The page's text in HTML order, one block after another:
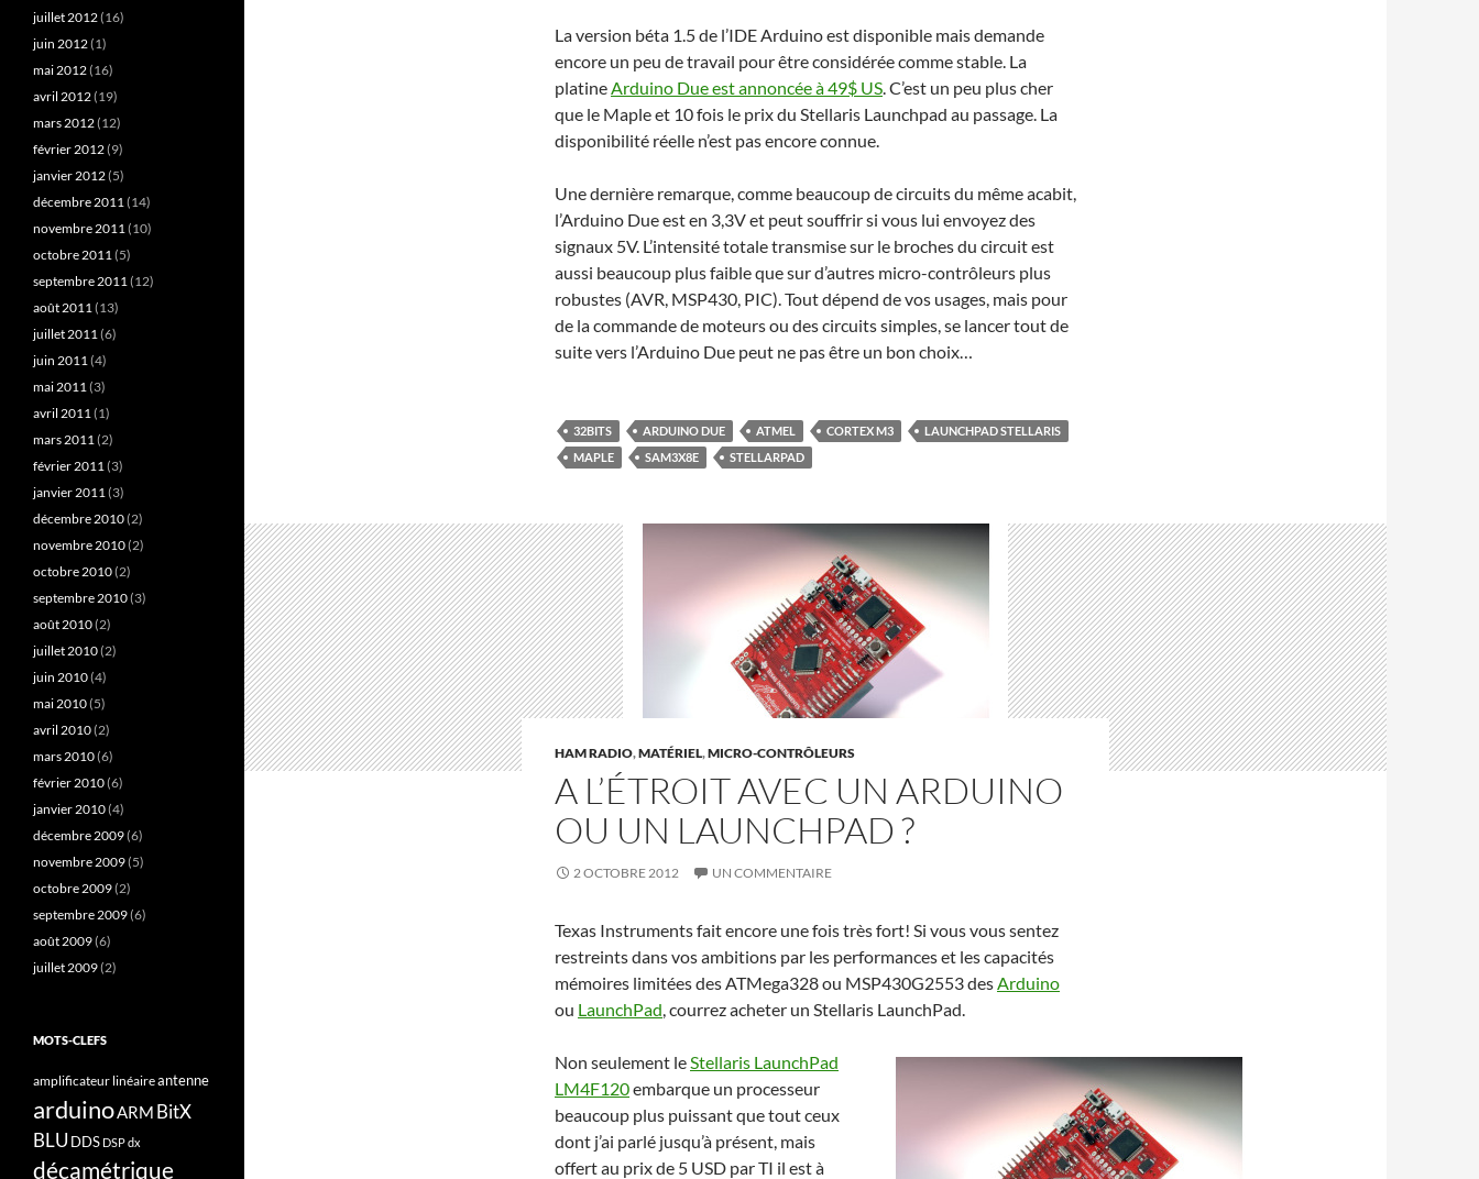
La version béta 1.5 de l’IDE Arduino est disponible mais demande
encore un peu de travail pour être considérée comme stable. La
platineArduino Due est annoncée à 49$ US. C’est un peu plus cher
que le Maple et 10 fois le prix du Stellaris Launchpad au passage. La
disponibilité réelle n’est pas encore connue.
Une dernière remarque, comme beaucoup de circuits du même acabit,
l’Arduino Due est en 3,3V et peut souffrir si vous lui envoyez des
signaux 5V. L’intensité totale transmise sur le broches du circuit est
aussi beaucoup plus faible que sur d’autres micro-contrôleurs plus
robustes (AVR, MSP430, PIC). Tout dépend de vos usages, mais pour
de la commande de moteurs ou des circuits simples, se lancer tout de
suite vers l’Arduino Due peut ne pas être un bon choix…
32BITS ARDUINO DUE ATMEL CORTEX M3
LAUNCHPAD STELLARIS
MAPLE
SAM3X8E STELLARPAD
HAM RADIO,MATÉRIEL,MICRO-CONTRÔLEURS
A L’ÉTROIT AVEC UN ARDUINO
OU UN LAUNCHPAD ?
2 OCTOBRE 2012 UN COMMENTAIRE
Texas Instruments fait encore une fois très fort! Si vous vous sentez
restreints dans vos ambitions par les performances et les capacités
mémoires limitées des ATMega328 ou MSP430G2553 desArduino
ou LaunchPad, courrez acheter un Stellaris LaunchPad.
Non seulement leStellaris LaunchPad
LM4F120embarque un processeur
beaucoup plus puissant que tout ceux
dont j’ai parlé jusqu’à présent, mais
offert au prix de 5 USD par TI il est à
juillet 2012(16)
juin 2012(1)
mai 2012(16)
avril 2012(19)
mars 2012(12)
février 2012(9)
janvier 2012(5)
décembre 2011(14)
novembre 2011(10)
octobre 2011(5)
septembre 2011(12)
août 2011(13)
juillet 2011(6)
juin 2011(4)
mai 2011(3)
avril 2011(1)
mars 2011(2)
février 2011(3)
janvier 2011(3)
décembre 2010(2)
novembre 2010(2)
octobre 2010(2)
septembre 2010(3)
août 2010(2)
juillet 2010(2)
juin 2010(4)
mai 2010(5)
avril 2010(2)
mars 2010(6)
février 2010(6)
janvier 2010(4)
décembre 2009(6)
novembre 2009(5)
octobre 2009(2)
septembre 2009(6)
août 2009(6)
juillet 2009(2)
MOTS-CLEFS
amplificateur linéaireantenne
arduinoARM BitX
BLU DDS DSPdx
décamétrique